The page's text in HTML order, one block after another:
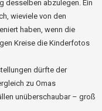
desselben abzulegen. Ein
wieviele von den
haben, wenn die
Kreise die Kinderfotos
dürfte der
zu Omas
unüberschaubar – groß